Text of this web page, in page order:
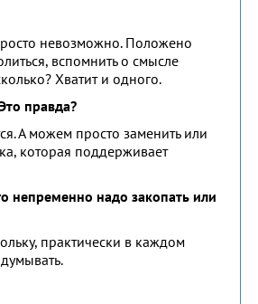
невозможно. Положено
вспомнить о смысле
Хватит и одного.
правда?
А можем просто заменить или
которая поддерживает
непременно надо закопать или
практически в каждом